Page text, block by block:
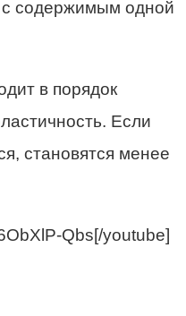
содержимым одной
в порядок
Если
становятся менее
Qbs[/youtube]